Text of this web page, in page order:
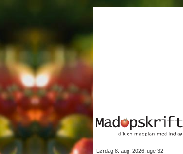
Lørdag 8. aug. 2026, uge 32